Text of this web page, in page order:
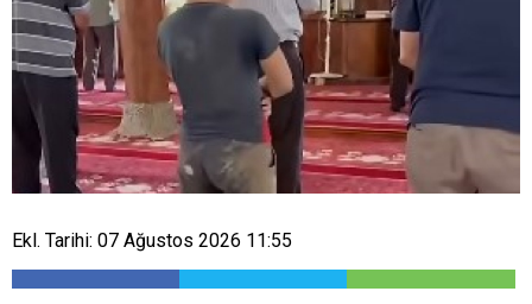
Ekl. Tarihi: 07 Ağustos 2026 11:55